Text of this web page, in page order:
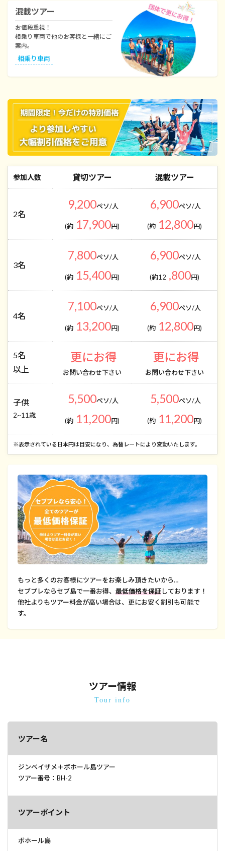
混載ツアー
お値段重視！
相乗り車両で他のお客様と一緒にご
案内。
相乗り車両
参加人数 貸切ツアー 混載ツアー
2名
9,200ペソ/人
(約 17,900円)
6,900ペソ/人
(約 12,800円)
3名
7,800ペソ/人
(約 15,400円)
6,900ペソ/人
(約12 ,800円)
4名
7,100ペソ/人
(約 13,200円)
6,900ペソ/人
(約 12,800円)
5名
以上
更にお得
お問い合わせ下さい
更にお得
お問い合わせ下さい
子供
2~11歳
5,500ペソ/人
(約 11,200円)
5,500ペソ/人
(約 11,200円)
​※表示されている日本円は目安になり、為替レートにより変動いたします。
もっと多くのお客様にツアーをお楽しみ頂きたいから…
セブプレならセブ島で一番お得、 最低価格を保証しております！
他社よりもツアー料金が高い場合は、更にお安く割引も可能で
す。
ツアー情報
Tour info
ツアー名
ジンベイザメ＋ボホール島ツアー
ツアー番号：BH-2
ツアーポイント
ボホール島